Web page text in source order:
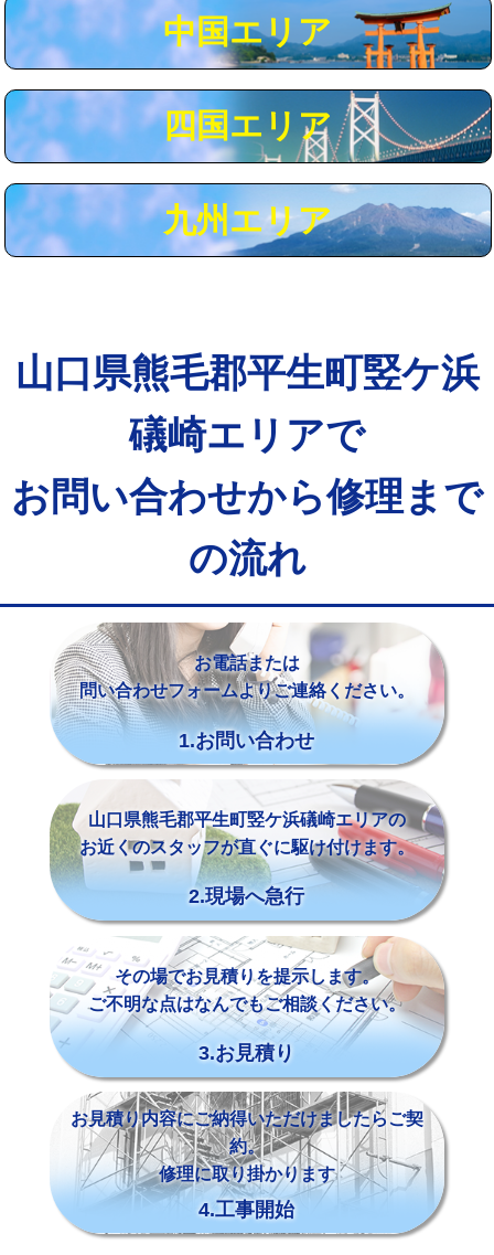
追加人工 16,500円
※給水管工事は20mmまでの価格です。
中国エリア
四国エリア
九州エリア
山口県熊毛郡平生町竪ケ浜
礒崎エリアで
お問い合わせから修理まで
の流れ
お電話または
問い合わせフォームよりご連絡ください。
1.お問い合わせ
山口県熊毛郡平生町竪ケ浜礒崎エリアの
お近くのスタッフが直ぐに駆け付けます。
2.現場へ急行
その場でお見積りを提示します。
ご不明な点はなんでもご相談ください。
3.お見積り
お見積り内容にご納得いただけましたらご契
約。
修理に取り掛かります
4.工事開始